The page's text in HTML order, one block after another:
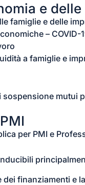
e delle
famiglie e delle
– COVID-
a famiglie e
mutui
per PMI e
dei finanziamenti e